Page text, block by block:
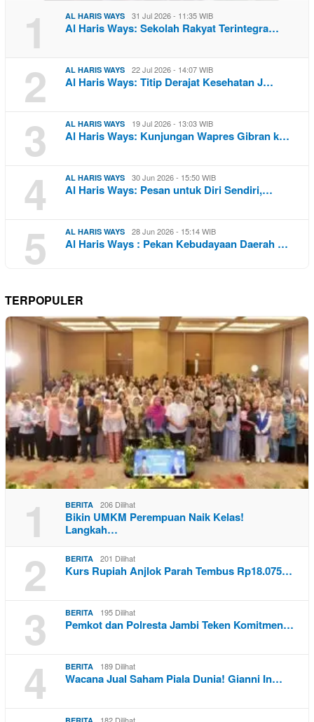
1 AL HARIS WAYS 31 Jul 2026 - 11:35 WIB
Al Haris Ways: Sekolah Rakyat Terintegra…
2 AL HARIS WAYS 22 Jul 2026 - 14:07 WIB
Al Haris Ways: Titip Derajat Kesehatan J…
3 AL HARIS WAYS 19 Jul 2026 - 13:03 WIB
Al Haris Ways: Kunjungan Wapres Gibran k…
4 AL HARIS WAYS 30 Jun 2026 - 15:50 WIB
Al Haris Ways: Pesan untuk Diri Sendiri,…
5 AL HARIS WAYS 28 Jun 2026 - 15:14 WIB
Al Haris Ways : Pekan Kebudayaan Daerah …
TERPOPULER
1 BERITA 206 Dilihat
Bikin UMKM Perempuan Naik Kelas!
Langkah…
2 BERITA 201 Dilihat
Kurs Rupiah Anjlok Parah Tembus Rp18.075…
3 BERITA 195 Dilihat
Pemkot dan Polresta Jambi Teken Komitmen…
4 BERITA 189 Dilihat
Wacana Jual Saham Piala Dunia! Gianni In…